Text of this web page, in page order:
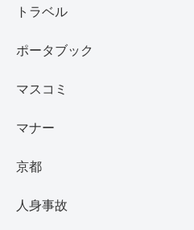
トラベル
ポータブック
マスコミ
マナー
京都
人身事故